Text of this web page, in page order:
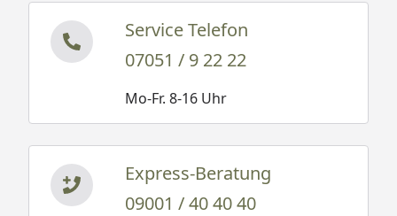
Service Telefon
07051 / 9 22 22
Mo-Fr. 8-16 Uhr
Express-Beratung
09001 / 40 40 40